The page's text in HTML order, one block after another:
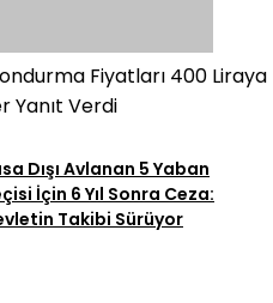
Fiyatları 400 Liraya
Yanıt Verdi
Dışı Avlanan 5 Yaban
İçin 6 Yıl Sonra Ceza:
Takibi Sürüyor